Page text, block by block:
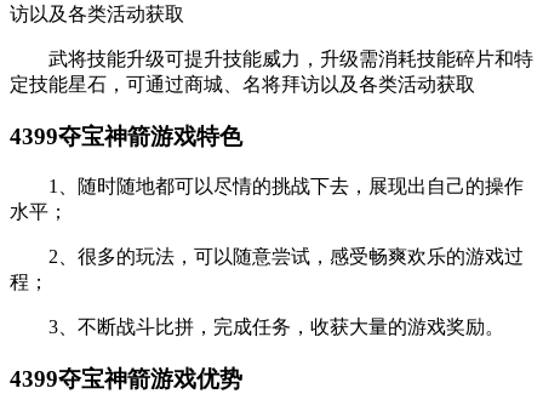
访以及各类活动获取
武将技能升级可提升技能威力，升级需消耗技能碎片和特
定技能星石，可通过商城、名将拜访以及各类活动获取
4399夺宝神箭游戏特色
1、随时随地都可以尽情的挑战下去，展现出自己的操作
水平；
2、很多的玩法，可以随意尝试，感受畅爽欢乐的游戏过
程；
3、不断战斗比拼，完成任务，收获大量的游戏奖励。
4399夺宝神箭游戏优势